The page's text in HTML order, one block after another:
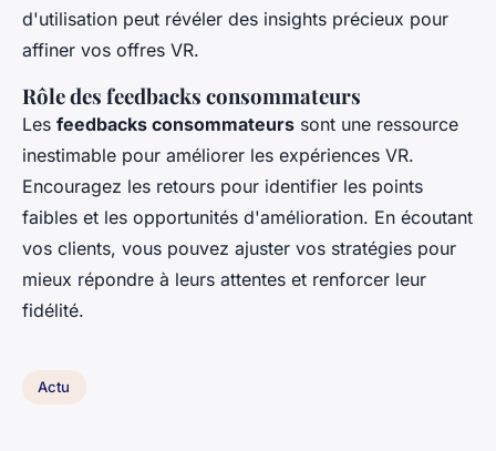
d'utilisation peut révéler des insights précieux pour
affiner vos offres VR.
Rôle des feedbacks consommateurs
Les feedbacks consommateurs sont une ressource
inestimable pour améliorer les expériences VR.
Encouragez les retours pour identifier les points
faibles et les opportunités d'amélioration. En écoutant
vos clients, vous pouvez ajuster vos stratégies pour
mieux répondre à leurs attentes et renforcer leur
fidélité.
Actu